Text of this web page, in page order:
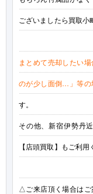
ございましたら買取小
まとめて売却したい
のが少し面倒…」等の
す。
その他、新宿伊勢丹
【店頭買取】もご利用
△ご来店頂く場合はご